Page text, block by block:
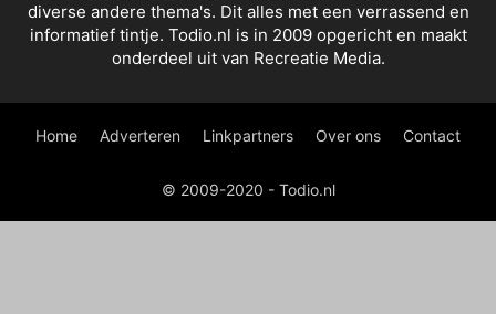
diverse andere thema's. Dit alles met een verrassend en
informatief tintje. Todio.nl is in 2009 opgericht en maakt
onderdeel uit van Recreatie Media.
Home Adverteren Linkpartners Over ons Contact
© 2009-2020 - Todio.nl